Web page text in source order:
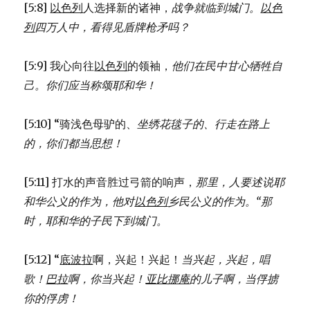
[5:8] 以色列人选择新的诸神，战争就临到城门。 以色
列四万人中， 看得见盾牌枪矛吗？
[5:9] 我心向往以色列的领袖， 他们在民中甘心牺牲自
己。 你们应当称颂耶和华！
[5:10] “骑浅色母驴的、 坐绣花毯子的、 行走在路上
的， 你们都当思想！
[5:11] 打水的声音胜过弓箭的响声， 那里，人要述说耶
和华公义的作为， 他对以色列乡民公义的作为。 “那
时，耶和华的子民下到城门。
[5:12] “底波拉啊，兴起！兴起！ 当兴起，兴起，唱
歌！ 巴拉啊，你当兴起！ 亚比挪庵的儿子啊，当俘掳
你的俘虏！